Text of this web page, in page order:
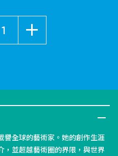
譽全球的藝術家。她的創作生涯
，並超越藝術圈的界限，與世界